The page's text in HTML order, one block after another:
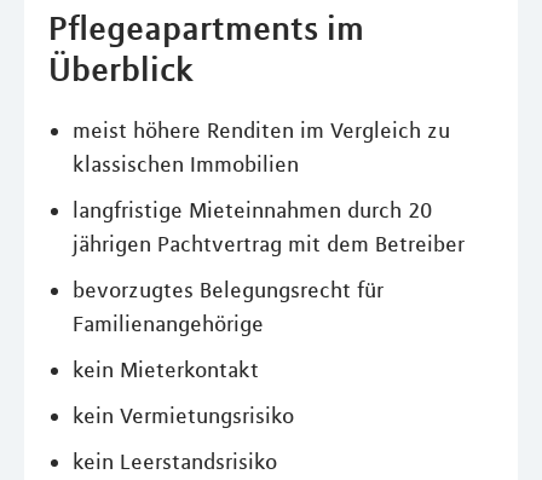
Pflegeapartments im
Überblick
meist höhere Renditen im Vergleich zu
klassischen Immobilien
langfristige Mieteinnahmen durch 20
jährigen Pachtvertrag mit dem Betreiber
bevorzugtes Belegungsrecht für
Familienangehörige
kein Mieterkontakt
kein Vermietungsrisiko
kein Leerstandsrisiko